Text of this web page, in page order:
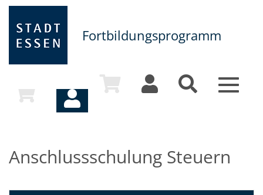
Fortbildungsprogramm
Toggle
Anschlussschulung Steuern